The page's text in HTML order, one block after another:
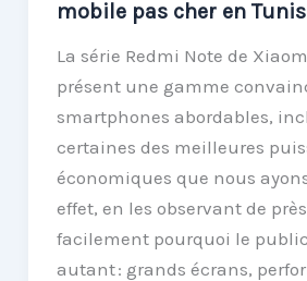
mobile pas cher en
La série Redmi Note de
présent une gamme
smartphones abordables,
certaines des meilleures
économiques que nous
effet, en les observant de
facilement pourquoi le
autant : grands écrans,